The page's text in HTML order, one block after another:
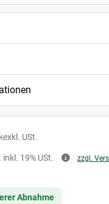
exkl. USt.
inkl. 19% USt. zzgl.
Abnahme